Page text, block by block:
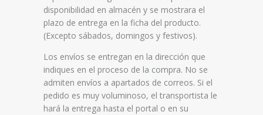
disponibilidad en almacén y se mostrara el
plazo de entrega en la ficha del producto.
(Excepto sábados, domingos y festivos).
Los envíos se entregan en la dirección que
indiques en el proceso de la compra. No se
admiten envíos a apartados de correos. Si el
pedido es muy voluminoso, el transportista le
hará la entrega hasta el portal o en su